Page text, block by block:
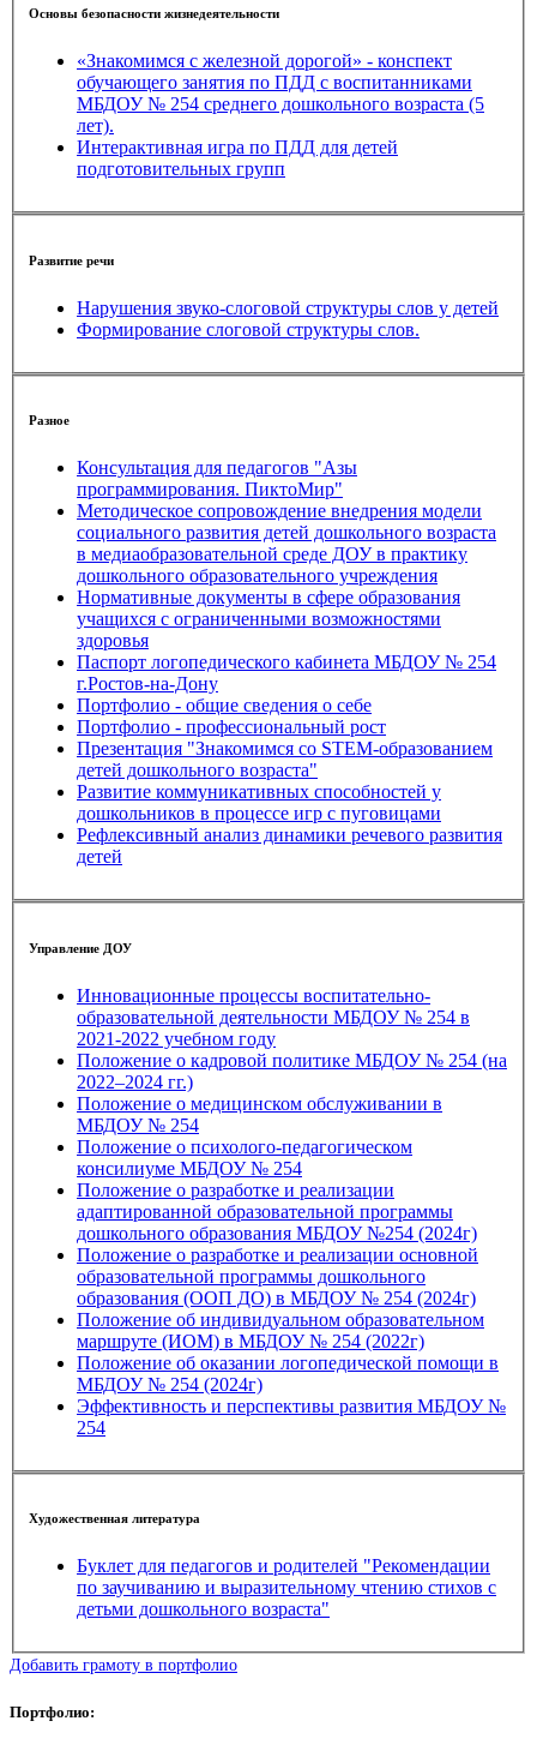
Основы безопасности жизнедеятельности
«Знакомимся с железной дорогой» - конспект
обучающего занятия по ПДД с воспитанниками
МБДОУ № 254 среднего дошкольного возраста (5
лет).
Интерактивная игра по ПДД для детей
подготовительных групп
Развитие речи
Нарушения звуко-слоговой структуры слов у детей
Формирование слоговой структуры слов.
Разное
Консультация для педагогов "Азы
программирования. ПиктоМир"
Методическое сопровождение внедрения модели
социального развития детей дошкольного возраста
в медиаобразовательной среде ДОУ в практику
дошкольного образовательного учреждения
Нормативные документы в сфере образования
учащихся с ограниченными возможностями
здоровья
Паспорт логопедического кабинета МБДОУ № 254
г.Ростов-на-Дону
Портфолио - общие сведения о себе
Портфолио - профессиональный рост
Презентация "Знакомимся со STEM-образованием
детей дошкольного возраста"
Развитие коммуникативных способностей у
дошкольников в процессе игр с пуговицами
Рефлексивный анализ динамики речевого развития
детей
Управление ДОУ
Инновационные процессы воспитательно-
образовательной деятельности МБДОУ № 254 в
2021-2022 учебном году
Положение о кадровой политике МБДОУ № 254 (на
2022–2024 гг.)
Положение о медицинском обслуживании в
МБДОУ № 254
Положение о психолого-педагогическом
консилиуме МБДОУ № 254
Положение о разработке и реализации
адаптированной образовательной программы
дошкольного образования МБДОУ №254 (2024г)
Положение о разработке и реализации основной
образовательной программы дошкольного
образования (ООП ДО) в МБДОУ № 254 (2024г)
Положение об индивидуальном образовательном
маршруте (ИОМ) в МБДОУ № 254 (2022г)
Положение об оказании логопедической помощи в
МБДОУ № 254 (2024г)
Эффективность и перспективы развития МБДОУ №
254
Художественная литература
Буклет для педагогов и родителей "Рекомендации
по заучиванию и выразительному чтению стихов с
детьми дошкольного возраста"
Добавить грамоту в портфолио
Портфолио: